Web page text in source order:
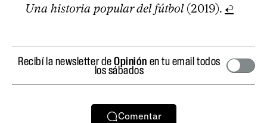
Una historia popular del fútbol(2019). ↩
Recibí la newsletter deOpinión en tu email todos
los sábados
Comentar